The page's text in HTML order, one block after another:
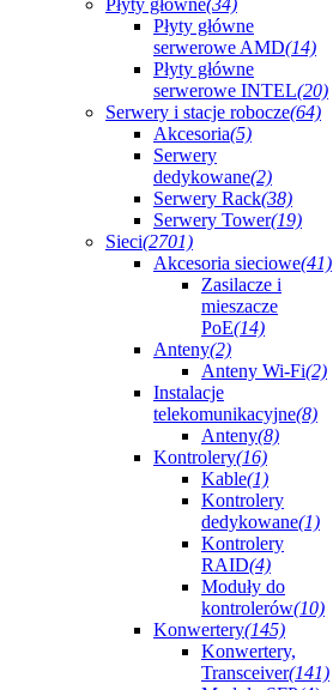
Płyty główne(34)
Płyty główne
serwerowe AMD(14)
Płyty główne
serwerowe INTEL(20)
Serwery i stacje robocze(64)
Akcesoria(5)
Serwery
dedykowane(2)
Serwery Rack(38)
Serwery Tower(19)
Sieci(2701)
Akcesoria sieciowe(41)
Zasilacze i
mieszacze
PoE(14)
Anteny(2)
Anteny Wi-Fi(2)
Instalacje
telekomunikacyjne(8)
Anteny(8)
Kontrolery(16)
Kable(1)
Kontrolery
dedykowane(1)
Kontrolery
RAID(4)
Moduły do
kontrolerów(10)
Konwertery(145)
Konwertery,
Transceiver(141)